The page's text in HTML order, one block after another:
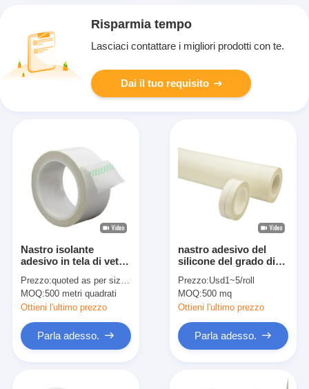
Risparmia tempo
Lasciaci contattare i migliori prodotti con te.
Dai il tuo requisito
Nastro isolante
adesivo in tela di vetro
Prezzo:quoted as per size and quantity
MOQ:500 metri quadrati
Ottieni l'ultimo prezzo
Parla adesso.
nastro adesivo del
silicone del grado di
panno di vetro di
0.18mm
Prezzo:Usd1~5/roll
MOQ:500 mq
Ottieni l'ultimo prezzo
Parla adesso.